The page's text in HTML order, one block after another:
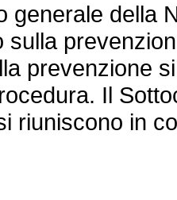
della
sulla
prevenzione
Il
riuniscono in